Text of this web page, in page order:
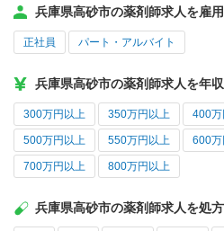
兵庫県高砂市の薬剤師求人を雇
正社員 パート・アルバイト
兵庫県高砂市の薬剤師求人を年
300万円以上 350万円以上 400
500万円以上 550万円以上 600
700万円以上 800万円以上
兵庫県高砂市の薬剤師求人を処